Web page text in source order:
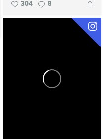
304 8